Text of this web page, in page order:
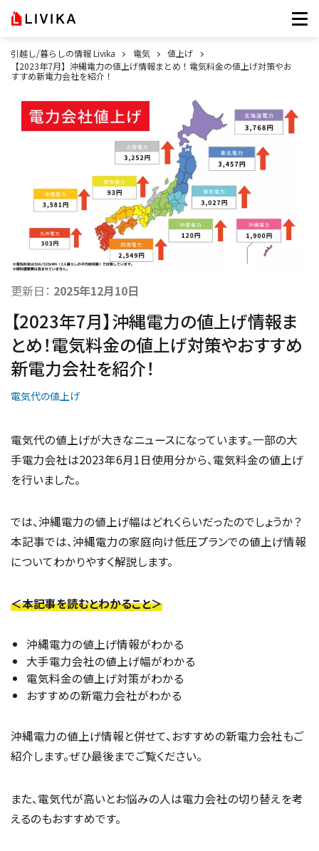
引越し/暮らしの情報 Livika 電気
値上げ
【2023年7月】沖縄電力の値上げ情報まとめ！電気料金の値上げ対策やお
すすめ新電力会社を紹介！
更新日： 2025年12月10日
【2023年7月】沖縄電力の値上げ情報ま
とめ！電気料金の値上げ対策やおすすめ
新電力会社を紹介！
電気代の値上げ
電気代の値上げが大きなニュースになっています。一部の大
手電力会社は2023年6月1日使用分から、電気料金の値上げ
を行いました。
では、沖縄電力の値上げ幅はどれくらいだったのでしょうか？
本記事では、沖縄電力の家庭向け低圧プランでの値上げ情報
についてわかりやすく解説します。
＜本記事を読むとわかること＞
沖縄電力の値上げ情報がわかる
大手電力会社の値上げ幅がわかる
電気料金の値上げ対策がわかる
おすすめの新電力会社がわかる
沖縄電力の値上げ情報と併せて、おすすめの新電力会社もご
紹介します。ぜひ最後までご覧ください。
また、電気代が高いとお悩みの人は電力会社の切り替えを考
えるのもおすすめです。